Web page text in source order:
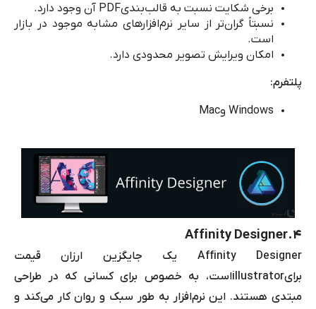
برخی شکایت نسبت به قالب‌بندیPDF آن وجود دارد.
نسبتاً گران‌تر از سایر نرم‌افزارهای مشابه موجود در بازار
است.
امکان ویرایش تصویر محدودی دارد.
پلتفرم:
Windows وMac
۴. Affinity Designer
Affinity Designer یک جایگزین ارزان قیمت
برایillustratorاست، به خصوص برای کسانی که در طراحی
مبتدی هستند. این نرم‌افزار به طور سبک و روان کار می‌کند و